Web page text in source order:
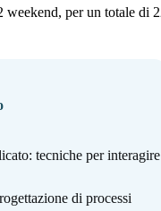
weekend, per un totale di
tecniche per
di processi